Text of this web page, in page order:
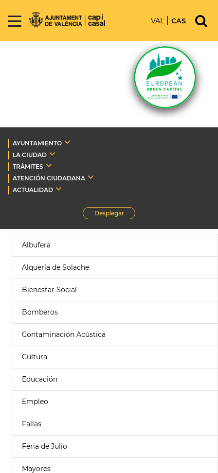
VAL CAS
AYUNTAMIENTO
LA CIUDAD
TRÁMITES
ATENCIÓN CIUDADANA
ACTUALIDAD
Desplegar
Albufera
Alquería de Solache
Bienestar Social
Bomberos
Contaminación Acústica
Cultura
Educación
Empleo
Fallas
Feria de Julio
Mayores